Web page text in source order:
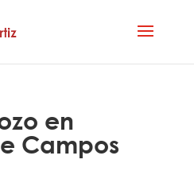
en
Campos